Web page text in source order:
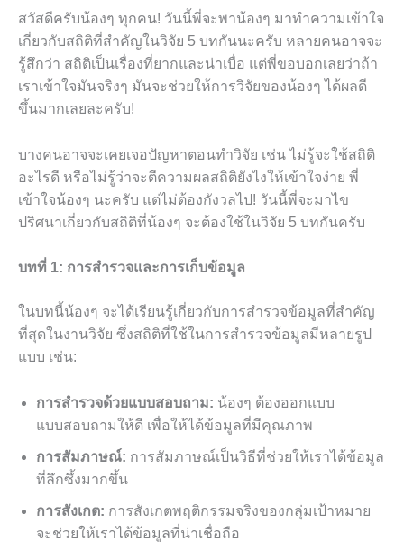
สวัสดีครับน้องๆ ทุกคน! วันนี้พี่จะพาน้องๆ มาทำความเข้าใจ
เกี่ยวกับสถิติที่สำคัญในวิจัย 5 บทกันนะครับ หลายคนอาจจะ
รู้สึกว่า สถิติเป็นเรื่องที่ยากและน่าเบื่อ แต่พี่ขอบอกเลยว่าถ้า
เราเข้าใจมันจริงๆ มันจะช่วยให้การวิจัยของน้องๆ ได้ผลดี
ขึ้นมากเลยละครับ!
บางคนอาจจะเคยเจอปัญหาตอนทำวิจัย เช่น ไม่รู้จะใช้สถิติ
อะไรดี หรือไม่รู้ว่าจะตีความผลสถิติยังไงให้เข้าใจง่าย พี่
เข้าใจน้องๆ นะครับ แต่ไม่ต้องกังวลไป! วันนี้พี่จะมาไข
ปริศนาเกี่ยวกับสถิติที่น้องๆ จะต้องใช้ในวิจัย 5 บทกันครับ
บทที่ 1: การสำรวจและการเก็บข้อมูล
ในบทนี้น้องๆ จะได้เรียนรู้เกี่ยวกับการสำรวจข้อมูลที่สำคัญ
ที่สุดในงานวิจัย ซึ่งสถิติที่ใช้ในการสำรวจข้อมูลมีหลายรูป
แบบ เช่น:
การสำรวจด้วยแบบสอบถาม: น้องๆ ต้องออกแบบ
แบบสอบถามให้ดี เพื่อให้ได้ข้อมูลที่มีคุณภาพ
การสัมภาษณ์: การสัมภาษณ์เป็นวิธีที่ช่วยให้เราได้ข้อมูล
ที่ลึกซึ้งมากขึ้น
การสังเกต: การสังเกตพฤติกรรมจริงของกลุ่มเป้าหมาย
จะช่วยให้เราได้ข้อมูลที่น่าเชื่อถือ